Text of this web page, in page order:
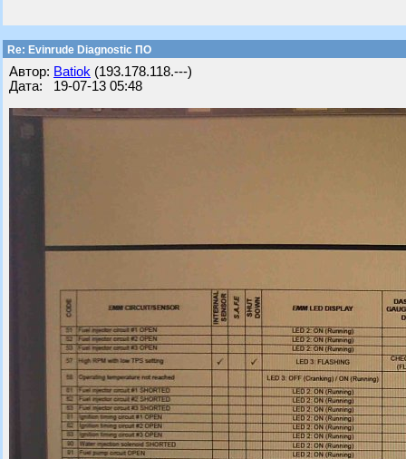
Re: Evinrude Diagnostic ПО
Автор: Batiok (193.178.118.---)
Дата: 19-07-13 05:48